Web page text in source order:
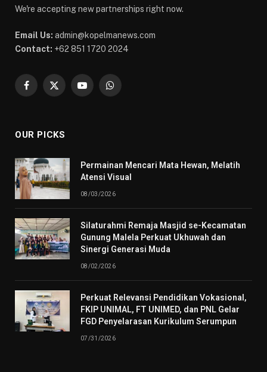
We're accepting new partnerships right now.
Email Us: admin@kopelmanews.com
Contact: +62 851 1720 2024
Facebook
X
YouTubeWhatsApp
OUR PICKS
Permainan Mencari Mata Hewan, Melatih
Atensi Visual
08/03/2026
Silaturahmi Remaja Masjid se-Kecamatan
Gunung Malela Perkuat Ukhuwah dan
Sinergi Generasi Muda
08/02/2026
Perkuat Relevansi Pendidikan Vokasional,
FKIP UNIMAL, FT UNIMED, dan PNL Gelar
FGD Penyelarasan Kurikulum Serumpun
07/31/2026